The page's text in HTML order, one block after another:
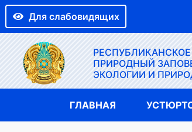
Для слабовидящих
ПРИРОДНЫЙ
ЭКОЛОГИИ И
ГЛАВНАЯ